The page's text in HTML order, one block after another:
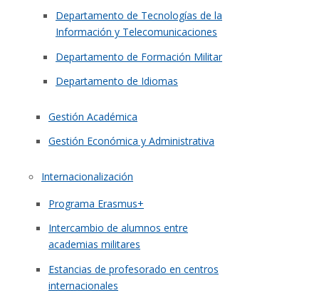
Departamento de Tecnologías de la
Información y Telecomunicaciones
Departamento de Formación Militar
Departamento de Idiomas
Gestión Académica
Gestión Económica y Administrativa
Internacionalización
Programa Erasmus+
Intercambio de alumnos entre
academias militares
Estancias de profesorado en centros
internacionales